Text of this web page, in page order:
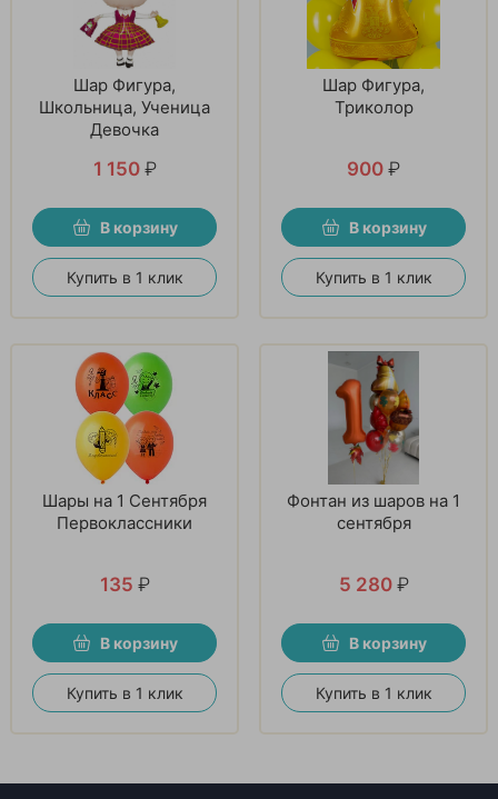
Шар Фигура,
Школьница, Ученица
Девочка
1 150 ₽
В корзину
Купить в 1 клик
Шар Фигура,
Триколор
900 ₽
В корзину
Купить в 1 клик
Шары на 1 Сентября
Первоклассники
135 ₽
В корзину
Купить в 1 клик
Фонтан из шаров на 1
сентября
5 280 ₽
В корзину
Купить в 1 клик